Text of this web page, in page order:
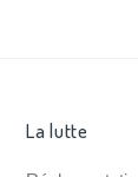
La lutte